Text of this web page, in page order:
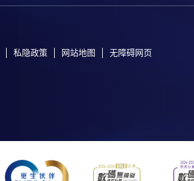
私隐政策 网站地图 无障碍网页